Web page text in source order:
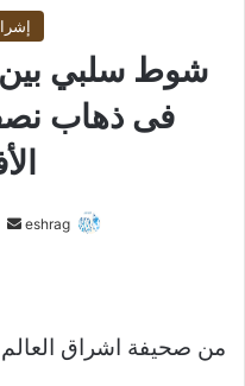
شوط سلبي بين
فى ذهاب
eshrag
من صحيفة اشراق العالم 24:[ad_1]